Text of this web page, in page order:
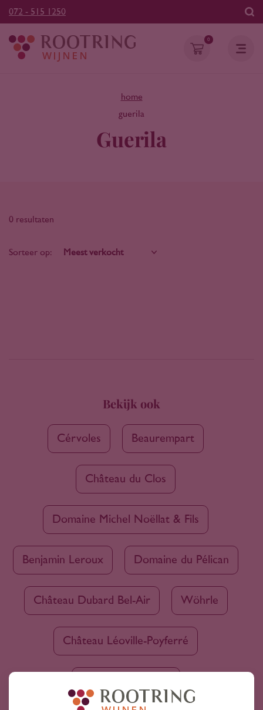
072 - 515 1250
0
home
guerila
Guerila
0 resultaten
Sorteer op:
Bekijk ook
Cérvoles Beaurempart
Château du Clos
Domaine Michel Noëllat & Fils
Benjamin Leroux Domaine du Pélican
Château Dubard Bel-Air Wöhrle
Château Léoville-Poyferré